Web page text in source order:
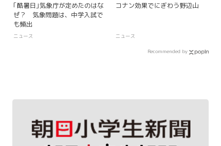
｢酷暑日｣気象庁が定めたのはな
ぜ？ 気象問題は、中学入試で
も頻出
ニュース
コナン効果でにぎわう野辺山
ニュース
Recommended by